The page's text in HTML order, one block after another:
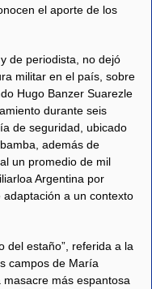
el aporte de los
de periodista, no dejó
militar en el país, sobre
Hugo Banzer Suarezle
durante seis
de seguridad, ubicado
además de
un promedio de mil
Argentina por
a un contexto
del estaño”, referida a la
campos de María
más espantosa